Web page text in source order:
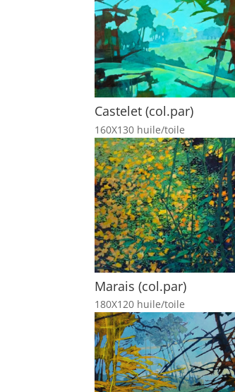
Castelet (col.par)
160X130 huile/toile
Marais (col.par)
180X120 huile/toile